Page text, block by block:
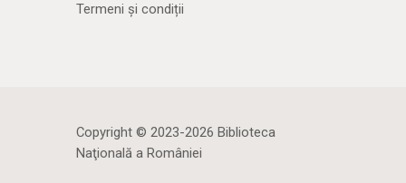
Termeni și condiții
Copyright © 2023-2026 Biblioteca
Naţională a României